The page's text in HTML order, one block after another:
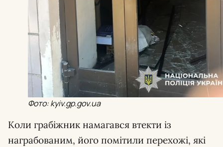
Фото: kyiv.gp.gov.ua
Коли грабіжник намагався втекти із
награбованим, його помітили перехожі, які